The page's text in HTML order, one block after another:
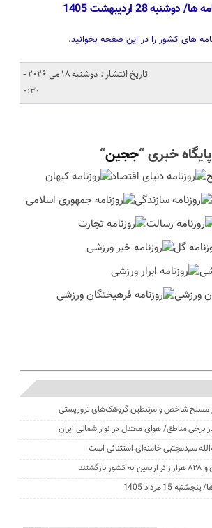
28 اردیبهشت 1405
های کشور را در این صفحه بخوانید.
تاریخ انتشار : دوشنبه 18 می 2026 -
0:30
پایگاه خبری “ججین“
سیدمجتبی خامنه‌ای استثنائی است
15 مرداد 1405